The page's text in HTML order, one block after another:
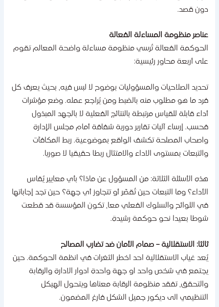
قصد.
منظومة المساءلة الفعالة
الفعالة تُرسي منظومة مساءلة واضحة المعالم تقوم
أربعة محاور رئيسية:
الصلاحيات والمسؤوليات بوضوح لا لبس فيه، بحيث يعرف كل
ما هو مطلوب منه بالضبط ومن يُراجع عمله. وضع مؤشرات
قابلة للقياس مرتبطة بالنتائج الفعلية لا بالجهد المبذول
إرساء آليات تقارير دورية شفافة أمام مجلس الإدارة
المصلحة تكشف الواقع بموضوعية. ربط المكافآت
بمستوى الاداء والامتثال ربطا حقيقيا لا صوريا.
الأسئلة الثلاثة: من المسؤول عن ماذا؟ بأي معايير يُقاس
وما التبعات حين تُقصّر أو تتجاوز أي جهة؟ حين تجد إجاباتها
اللوائح والسلوك الفعلي معا، تكون المؤسسة قد قطعت
بعيدا نحو حوكمة رشيدة.
الاستقلالية – صمام الأمان ضد تضارب المصالح
غياب الاستقلالية احد اخطر الثغرات في انظمة الحوكمة. حين
في شخص واحد او جهة واحدة ادوار الادارة والرقابة
تفقد منظومة الرقابة معناها ويتحول الهيكل
الى ديكور جميل الشكل فارغ المضمون.